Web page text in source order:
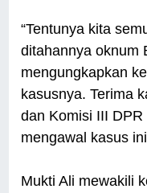
“Tentunya kita
ditahannya oknum
mengungkapkan
kasusnya. Terima
dan Komisi III
mengawal kasus
Mukti Ali mewakili